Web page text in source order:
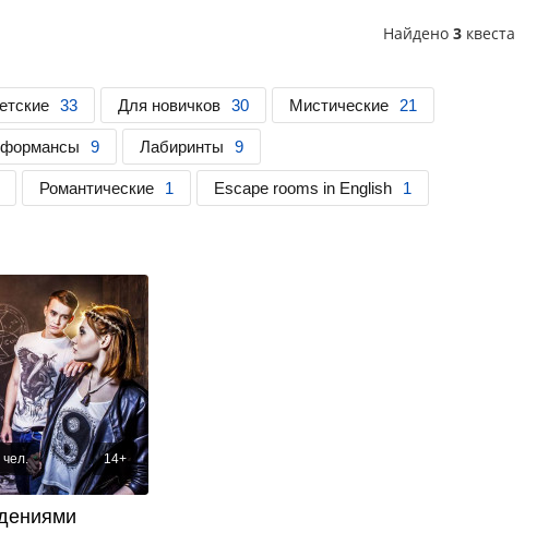
Найдено 3 квеста
33 Для новичков 30 Мистические 21
9 Лабиринты 9
Романтические 1 Escape rooms in English 1
чел. 14+